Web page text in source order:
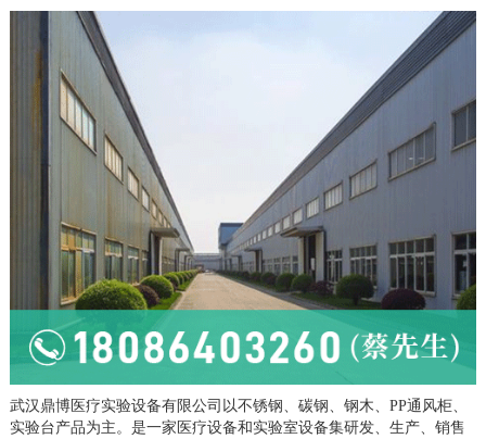
武汉鼎博医疗实验设备有限公司以不锈钢、碳钢、钢木、PP通风柜、
实验台产品为主。是一家医疗设备和实验室设备集研发、生产、销售